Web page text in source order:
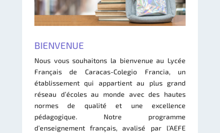
BIENVENUE
Nous vous souhaitons la bienvenue au Lycée
Français de Caracas-Colegio Francia, un
établissement qui appartient au plus grand
réseau d’écoles au monde avec des hautes
normes de qualité et une excellence
pédagogique. Notre programme
d’enseignement français, avalisé par l’AEFE